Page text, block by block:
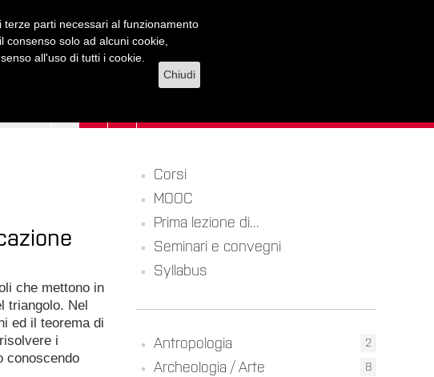
parti necessari al funzionamento
solo ad alcuni cookie,
all'uso di tutti i cookie.
Chiudi
che mettono in
triangolo. Nel
ed il teorema di
i
conoscendo
Corsi
MOOC
Prima lezione di...
Seminari e convegni
Syllabus
Antropologia 2
Archeologia / Arte 8